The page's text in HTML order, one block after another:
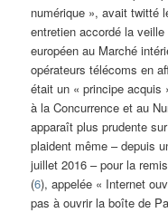
numérique », avait twitté
entretien accordé la
européen au Marché
opérateurs télécoms en
était un « principe acquis
à la Concurrence et au
apparaît plus prudente
plaident même – depuis
juillet 2016 – pour la
(6), appelée « Internet
pas à ouvrir la boîte de